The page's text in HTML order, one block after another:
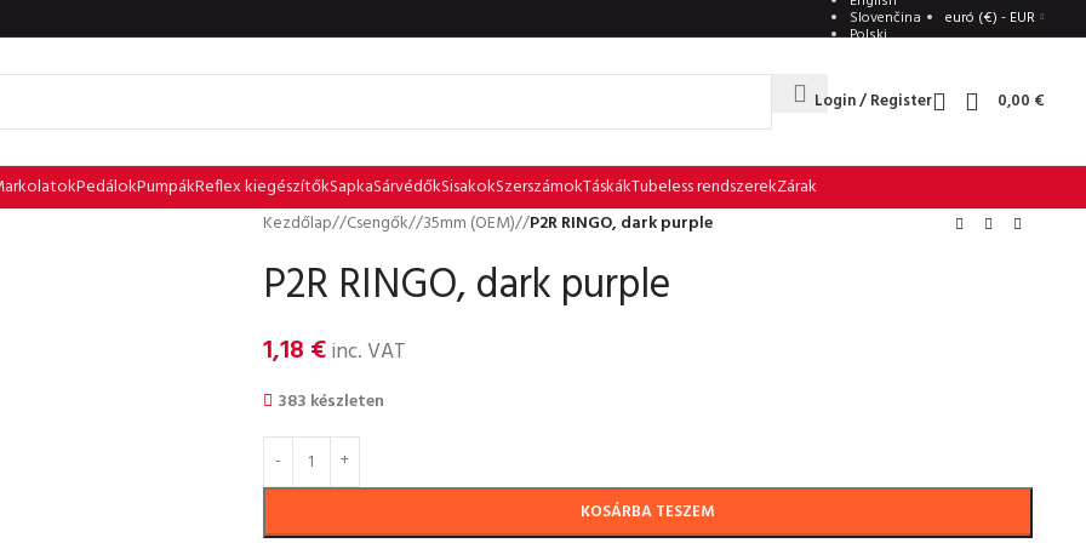
Slovenčina
Polski
euró (€) - EUR
Login / Register 0,00 €
PedálokPumpákReflex kiegészítőkSapkaSárvédőkSisakokSzerszámokTáskákTubeless rendszerekZárak
Kezdőlap/ Csengők/ 35mm (OEM)/ P2R RINGO, dark purple
P2R RINGO, dark purple
1,18 €inc. VAT
383 készleten
KOSÁRBA TESZEM